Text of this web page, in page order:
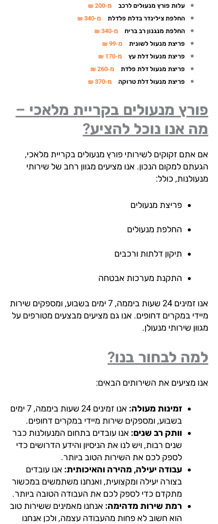
עלות פורץ מנעולים לרכב
מ-200 ₪
החלפת צילינדר בדלת פלדלת
מ-340 ₪
החלפת מנגנון רב בריח
מ-340 ₪
פריצת מנעול לשונית
מ-99 ₪
פריצת מנעול דלת עץ
מ-170 ₪
פריצת מנעול דלת פלדת
מ-260 ₪
פריצת מנעול דלת טרוקה
מ-370 ₪
מנעולים בקריית מלאכי –
אנו נוכל להציע?
אתם זקוקים לשירותי פורץ מנעולים בקריית מלאכי,
למקום הנכון. אנו מציעים מגוון רחב של שירותי
כולל:
פריצת מנעולים
החלפת מנעולים
תיקון דלתות ורכבים
התקנת מערכות אבטחה
אנו זמינים 24 שעות ביממה, 7 ימים בשבוע, ומספקים שירות
במקרים דחופים. אנו גם מציעים מבצעים מטורפים על
שירותי מנעולן.
לבחור בנו?
מציעים את השירותים הבאים:
זמינות מעולה:
אנו זמינים 24 שעות ביממה, 7 ימים
בשבוע, ומספקים שירות מיידי במקרים דחופים.
וותק רב שנים:אנו עובדים בתחום המנעולנות כבר
שנים רבות, ויש לנו את הניסיון והידע הדרושים כדי
לספק לכם את השירות הטוב ביותר.
עבודה יעילה, מהירה והאיכותית:אנו עובדים
בצורה יעילה ומקצועית, ואנחנו משתמשים במכשור
מתקדם כדי לספק לכם את העבודה הטובה ביותר.
רמת שירות מדהימה:אנחנו מאמינים ששירות טוב
הוא חשוב לא פחות מהעבודה עצמה, ולכן אנחנו